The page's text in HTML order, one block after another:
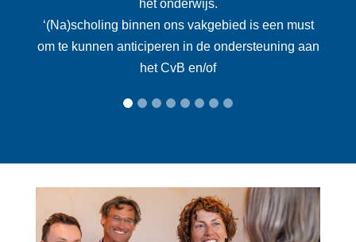
het onderwijs.
‘(Na)scholing binnen ons vakgebied is een must
om te kunnen anticiperen in de ondersteuning aan
het CvB en/of